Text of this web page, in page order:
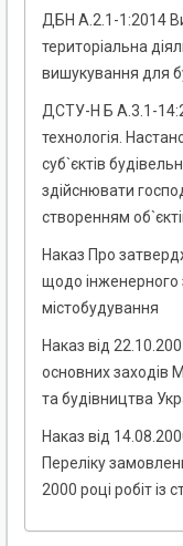
ДБН А.2.1-1:2014
територіальна
вишукування для
ДСТУ-Н Б А.3.1-
технологія.
суб`єктів
здійснювати
створенням
Наказ Про
щодо інженерного
містобудування
Наказ від
основних заходів
та будівництва
Наказ від
Переліку
2000 році робіт із